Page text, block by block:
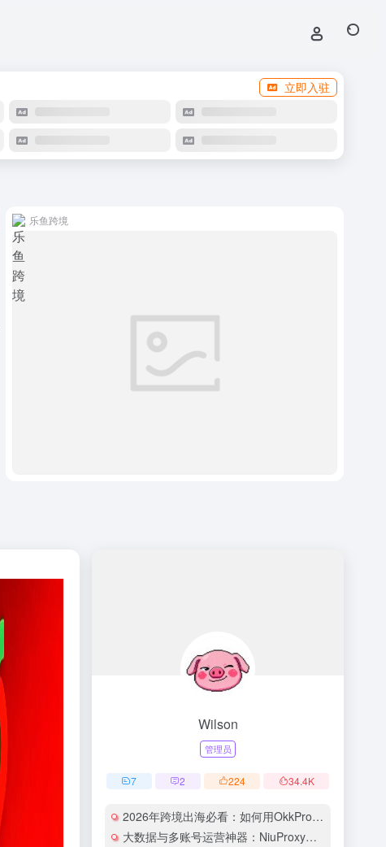
立即入驻
乐鱼跨境
Wilson
管理员
7 2 224 34.4K
2026年跨境出海必看：如何用OkkProxy彻底解决网络延迟与IP被封难题？
大数据与多账号运营神器：NiuProxy助力跨境工作室业务高效爆单！